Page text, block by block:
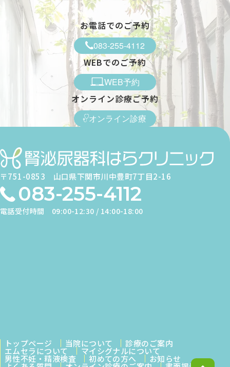
お電話でのご予約
083-255-4112
WEBでのご予約
WEB予約
オンライン診療ご予約
オンライン診療
〒751-0853 山口県下関市川中豊町7丁目2-16
083-255-4112
電話受付時間 09:00-12:30 / 14:00-18:00
トップページ 当院について 診療のご案内
エムセラについて マイシグナルについて
男性不妊・精液検査 初めての方へ お知らせ